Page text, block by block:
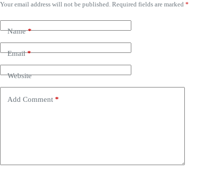
Your email address will not be published. Required fields are marked *
Name*
Email*
Website
Add Comment *